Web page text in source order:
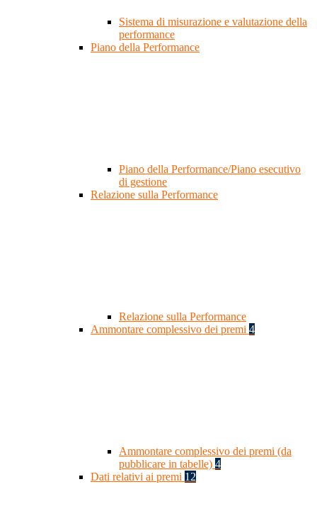
Sistema di misurazione e valutazione della
performance
Piano della Performance
Piano della Performance/Piano esecutivo
di gestione
Relazione sulla Performance
Relazione sulla Performance
Ammontare complessivo dei premi 4
Ammontare complessivo dei premi (da
pubblicare in tabelle) 4
Dati relativi ai premi 12